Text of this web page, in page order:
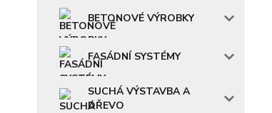
BETONOVÉ VÝROBKY
FASÁDNÍ SYSTÉMY
SUCHÁ VÝSTAVBA A
DŘEVO